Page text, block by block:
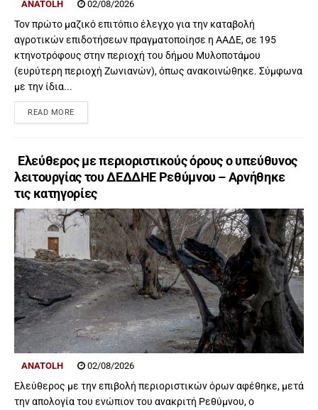
ANATOLH 02/08/2026
Τον πρώτο μαζικό επιτόπιο έλεγχο για την καταβολή
αγροτικών επιδοτήσεων πραγματοποίησε η ΑΑΔΕ, σε 195
κτηνοτρόφους στην περιοχή του δήμου Μυλοποτάμου
(ευρύτερη περιοχή Ζωνιανών), όπως ανακοινώθηκε. Σύμφωνα
με την ίδια...
READ MORE
Ελεύθερος με περιοριστικούς όρους ο υπεύθυνος
λειτουργίας του ΔΕΔΔΗΕ Ρεθύμνου – Αρνήθηκε
τις κατηγορίες
ANATOLH 02/08/2026
Ελεύθερος με την επιβολή περιοριστικών όρων αφέθηκε, μετά
την απολογία του ενώπιον του ανακριτή Ρεθύμνου, ο